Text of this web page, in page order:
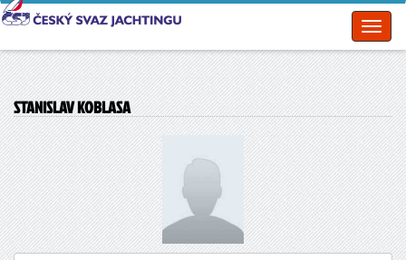
STANISLAV KOBLASA